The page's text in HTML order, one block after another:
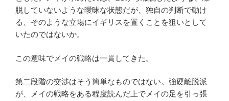
脱していないような曖昧な状態だが、独自の判断で動け
る、そのような立場にイギリスを置くことを狙いとして
いたのではないか。
この意味でメイの戦略は一貫してきた。
第二段階の交渉はそう簡単なものではない。強硬離脱派
が、メイの戦略をある程度読んだ上でメイの足を引っ張